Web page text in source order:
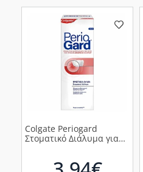
Colgate Periogard
Στοματικό Διάλυμα για